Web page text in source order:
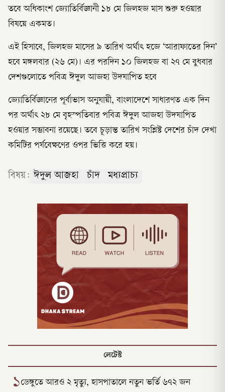
তবে অধিকাংশ জ্যোতির্বিজ্ঞানী ১৮ মে জিলহজ মাস শুরু হওয়ার
বিষয়ে একমত।
এই হিসাবে, জিলহজ মাসের ৯ তারিখ অর্থাৎ হজে ‘আরাফাতের দিন’
হবে মঙ্গলবার (২৬ মে)। এর পরদিন ১০ জিলহজ বা ২৭ মে বুধবার
দেশগুলোতে পবিত্র ঈদুল আজহা উদযাপিত হবে
জ্যোতির্বিজ্ঞানের পূর্বাভাস অনুযায়ী, বাংলাদেশে সাধারণত এক দিন
পর অর্থাৎ ২৮ মে বৃহস্পতিবার পবিত্র ঈদুল আজহা উদযাপিত
হওয়ার সম্ভাবনা রয়েছে। তবে চূড়ান্ত তারিখ সংশ্লিষ্ট দেশের চাঁদ দেখা
কমিটির পর্যবেক্ষণের ওপর ভিত্তি করে হয়।
বিষয়: ঈদুল আজহা চাঁদ মধ্যপ্রাচ্য
লেটেস্ট
১ডেঙ্গুতে আরও ২ মৃত্যু, হাসপাতালে নতুন ভর্তি ৬৭২ জন